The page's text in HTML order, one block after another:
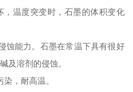
温度突变时，石墨的体积变化
蚀能力。石墨在常温下具有很好
及溶剂的侵蚀。
，耐高温。